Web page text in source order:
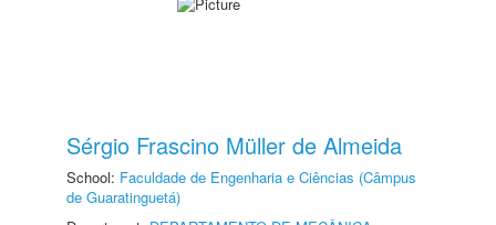
Sérgio Frascino Müller de Almeida
School: Faculdade de Engenharia e Ciências (Câmpus
de Guaratinguetá)